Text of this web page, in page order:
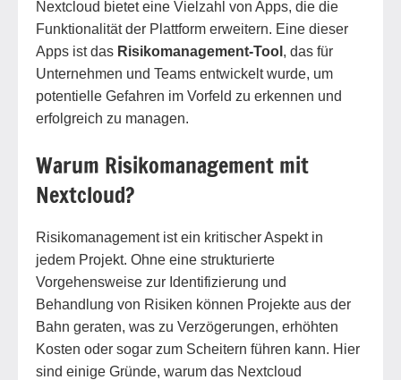
Nextcloud bietet eine Vielzahl von Apps, die die
Funktionalität der Plattform erweitern. Eine dieser
Apps ist das Risikomanagement-Tool , das für
Unternehmen und Teams entwickelt wurde, um
potentielle Gefahren im Vorfeld zu erkennen und
erfolgreich zu managen.
Warum Risikomanagement mit
Nextcloud?
Risikomanagement ist ein kritischer Aspekt in
jedem Projekt. Ohne eine strukturierte
Vorgehensweise zur Identifizierung und
Behandlung von Risiken können Projekte aus der
Bahn geraten, was zu Verzögerungen, erhöhten
Kosten oder sogar zum Scheitern führen kann. Hier
sind einige Gründe, warum das Nextcloud